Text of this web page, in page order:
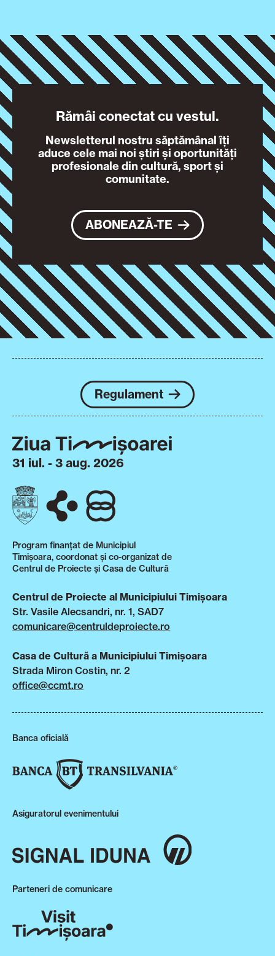
Rămâi conectat cu vestul.
Newsletterul nostru săptămânal îți
aduce cele mai noi știri și oportunități
profesionale din cultură, sport și
comunitate.
ABONEAZĂ-TE
Regulament
31 iul. - 3 aug. 2026
Program finanțat de Municipiul
Timișoara, coordonat și co-organizat de
Centrul de Proiecte și Casa de Cultură
Centrul de Proiecte al Municipiului Timișoara
Str. Vasile Alecsandri, nr. 1, SAD7
comunicare@centruldeproiecte.ro
Casa de Cultură a Municipiului Timișoara
Strada Miron Costin, nr. 2
office@ccmt.ro
Banca oficială
Asiguratorul evenimentului
Parteneri de comunicare